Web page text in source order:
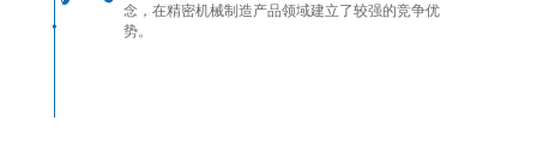
念，在精密机械制造产品领域建立了较强的竞争优
势。